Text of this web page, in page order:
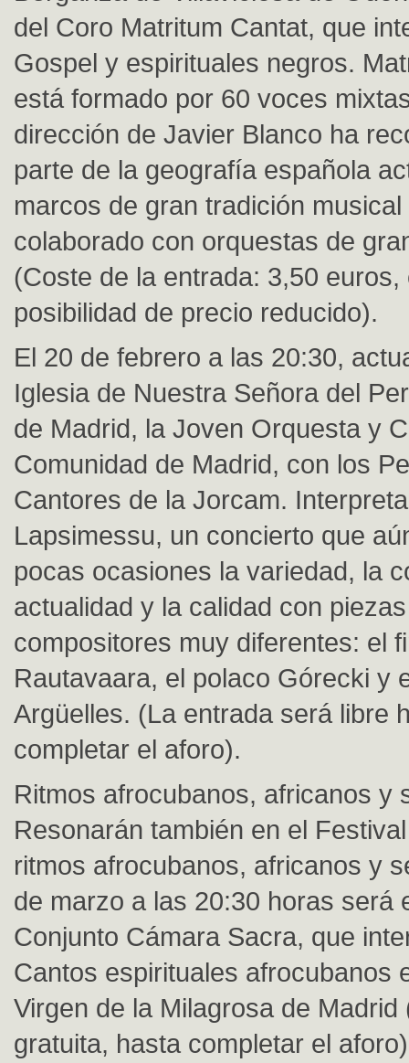
del Coro Matritum Cantat, que
Gospel y espirituales negros.
está formado por 60 voces
dirección de Javier Blanco ha
parte de la geografía española
marcos de gran tradición musical
colaborado con orquestas de
(Coste de la entrada: 3,50 euros,
posibilidad de precio reducido).
El 20 de febrero a las 20:30,
Iglesia de Nuestra Señora del
de Madrid, la Joven Orquesta y
Comunidad de Madrid, con los
Cantores de la Jorcam.
Lapsimessu, un concierto que
pocas ocasiones la variedad, la
actualidad y la calidad con
compositores muy diferentes: el
Rautavaara, el polaco Górecki y
Argüelles. (La entrada será libre
completar el aforo).
Ritmos afrocubanos, africanos y
Resonarán también en el
ritmos afrocubanos, africanos y
de marzo a las 20:30 horas será
Conjunto Cámara Sacra, que
Cantos espirituales afrocubanos
Virgen de la Milagrosa de Madrid
gratuita, hasta completar el